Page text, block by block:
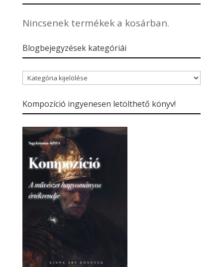
Nincsenek termékek a kosárban.
Blogbejegyzések kategóriái
Blogbejegyzések
kategóriái
Kompozíció ingyenesen letölthető könyv!